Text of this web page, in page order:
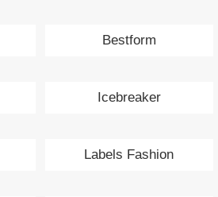
Bestform
Icebreaker
Labels Fashion